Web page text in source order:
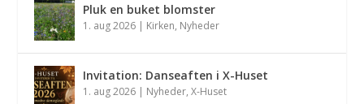
Pluk en buket blomster
1. aug 2026 | Kirken, Nyheder
Invitation: Danseaften i X-Huset
1. aug 2026 | Nyheder,X-Huset